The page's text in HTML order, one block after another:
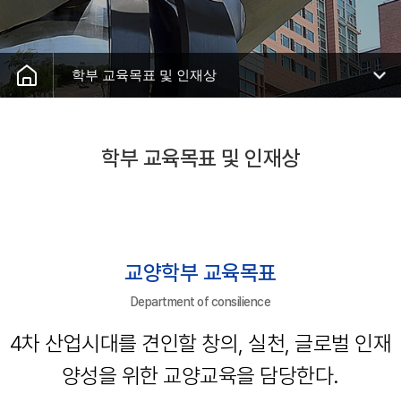
학부 교육목표 및 인재상
학부 교육목표 및 인재상
교양학부 교육목표
Department of consilience
4차 산업시대를 견인할 창의, 실천, 글로벌 인재
양성을 위한 교양교육을 담당한다.